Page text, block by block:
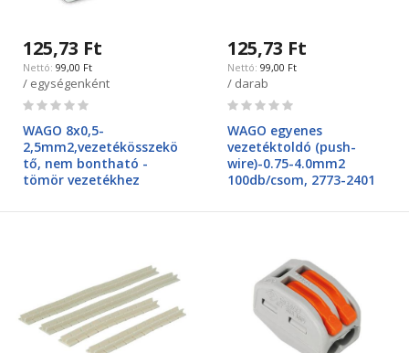
125,73 Ft
99,00 Ft
/ egységenként
Rating:
WAGO 8x0,5-
2,5mm2,vezetékösszekö
tő, nem bontható -
tömör vezetékhez
125,73 Ft
99,00 Ft
/ darab
Rating:
WAGO egyenes
vezetéktoldó (push-
wire)-0.75-4.0mm2
100db/csom, 2773-2401